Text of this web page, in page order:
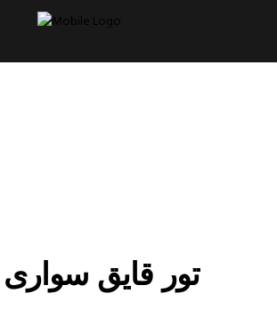
تور قایق سواری